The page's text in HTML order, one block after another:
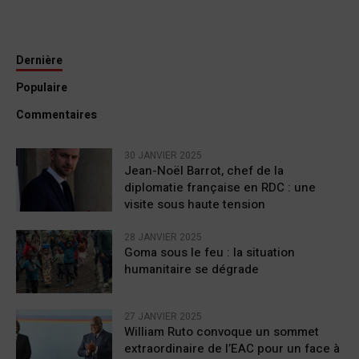
Dernière
Populaire
Commentaires
30 JANVIER 2025
Jean-Noël Barrot, chef de la
diplomatie française en RDC : une
visite sous haute tension
28 JANVIER 2025
Goma sous le feu : la situation
humanitaire se dégrade
27 JANVIER 2025
William Ruto convoque un sommet
extraordinaire de l’EAC pour un face à